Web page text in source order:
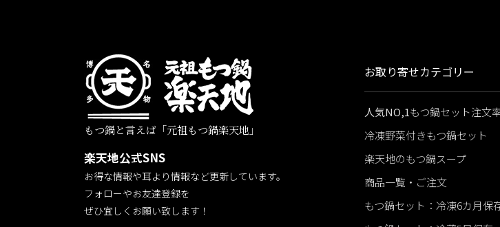
もつ鍋と言えば「元祖もつ鍋楽天地」
楽天地公式SNS
お得な情報や耳より情報など更新しています。
フォローやお友達登録を
ぜひ宜しくお願い致します！
お取り寄せカテゴリー
人気NO,1もつ鍋セット注文
冷凍野菜付きもつ鍋セット
楽天地のもつ鍋スープ
商品一覧・ご注文
もつ鍋セット：冷凍6カ月保